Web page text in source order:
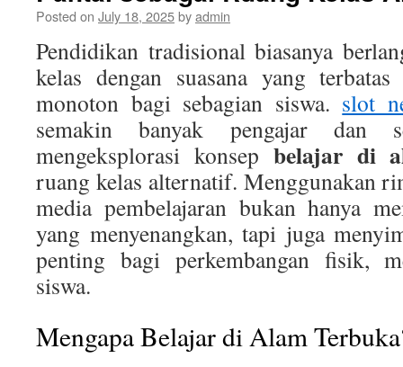
Posted on July 18, 2025byadmin
Pendidikan tradisional biasanya
kelas dengan suasana yang
monoton bagi sebagian siswa. slot
semakin banyak pengajar dan
mengeksplorasi konsep belajar di
ruang kelas alternatif. Menggunakan
media pembelajaran bukan hanya
yang menyenangkan, tapi juga
penting bagi perkembangan fisik,
siswa.
Mengapa Belajar di Alam